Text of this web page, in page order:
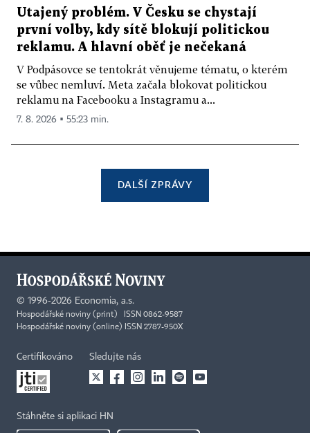
Utajený problém. V Česku se chystají
první volby, kdy sítě blokují politickou
reklamu. A hlavní oběť je nečekaná
V Podpásovce se tentokrát věnujeme tématu, o kterém
se vůbec nemluví. Meta začala blokovat politickou
reklamu na Facebooku a Instagramu a...
7. 8. 2026 ▪ 55:23 min.
DALŠÍ ZPRÁVY
© 1996-2026 Economia, a.s.
Hospodářské noviny (print) ISSN 0862-9587
Hospodářské noviny (online) ISSN 2787-950X
Certifikováno Sledujte nás
Stáhněte si aplikaci HN